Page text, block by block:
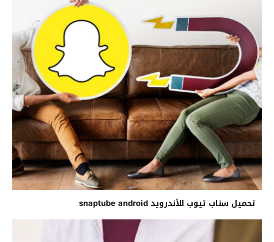
تحميل سناب تيوب للأندرويد snaptube android